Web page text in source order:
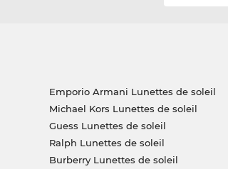
Emporio Armani Lunettes de soleil
Michael Kors Lunettes de soleil
Guess Lunettes de soleil
Ralph Lunettes de soleil
Burberry Lunettes de soleil